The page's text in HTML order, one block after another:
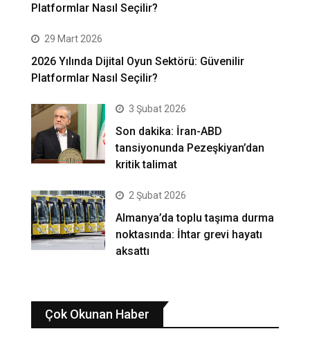
Platformlar Nasıl Seçilir?
29 Mart 2026
2026 Yılında Dijital Oyun Sektörü: Güvenilir
Platformlar Nasıl Seçilir?
3 Şubat 2026
Son dakika: İran-ABD
tansiyonunda Pezeşkiyan’dan
kritik talimat
2 Şubat 2026
Almanya’da toplu taşıma durma
noktasında: İhtar grevi hayatı
aksattı
Çok Okunan Haber